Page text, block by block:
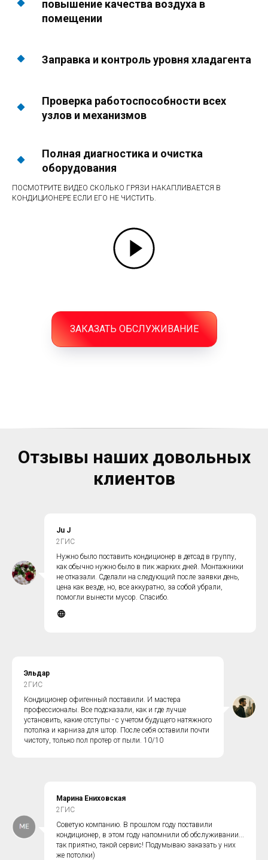
повышение качества воздуха в
помещении
Заправка и контроль уровня хладагента
Проверка работоспособности всех
узлов и механизмов
Полная диагностика и очистка
оборудования
ПОСМОТРИТЕ ВИДЕО СКОЛЬКО ГРЯЗИ НАКАПЛИВАЕТСЯ В
КОНДИЦИОНЕРЕ ЕСЛИ ЕГО НЕ ЧИСТИТЬ.
ЗАКАЗАТЬ ОБСЛУЖИВАНИЕ
Отзывы наших довольных
клиентов
Ju J
2ГИС
Нужно было поставить кондиционер в детсад в группу,
как обычно нужно было в пик жарких дней. Монтажники
не отказали. Сделали на следующий после заявки день,
цена как везде, но, все аккуратно, за собой убрали,
помогли вынести мусор. Спасибо.
Эльдар
2ГИС
Кондиционер офигенный поставили. И мастера
профессионалы. Все подсказали, как и где лучше
установить, какие отступы - с учетом будущего натяжного
потолка и карниза для штор. После себя оставили почти
чистоту, только пол протер от пыли. 10/10
Марина Ениховская
2ГИС
Советую компанию. В прошлом году поставили
кондиционер, в этом году напомнили об обслуживании...
так приятно, такой сервис! Подумываю заказать у них
же потолки)